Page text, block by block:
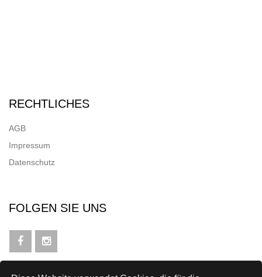
RECHTLICHES
AGB
Impressum
Datenschutz
FOLGEN SIE UNS